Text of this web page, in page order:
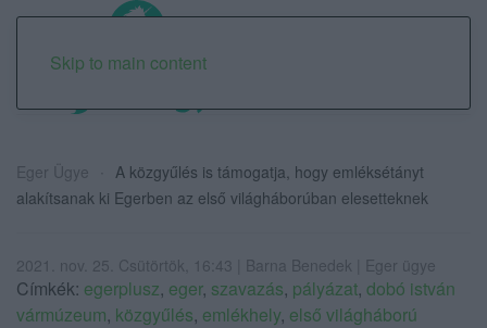
Skip to main content
Eger Ügye
A közgyűlés is támogatja, hogy emléksétányt
alakítsanak ki Egerben az első világháborúban elesetteknek
2021. nov. 25. Csütörtök, 16:43 | Barna Benedek | Eger ügye
Címkék: egerplusz, eger, szavazás, pályázat, dobó istván
vármúzeum, közgyűlés, emlékhely, első világháború